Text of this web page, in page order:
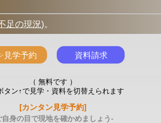
足の現況)。
（ 無料です ）
タン↑で見学・資料を切替えられます
[カンタン見学予約]
自身の目で現地を確かめましょう-